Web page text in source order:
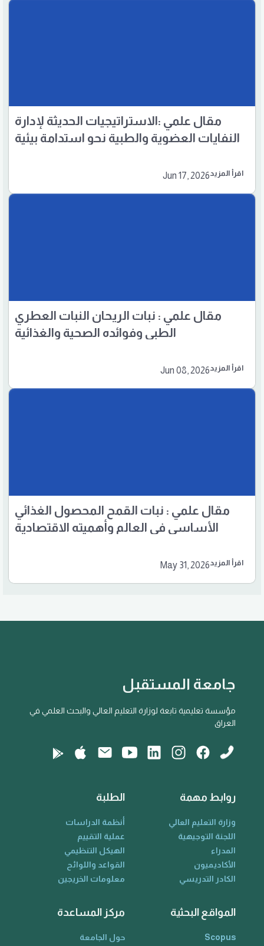
مقال علمي :الاستراتيجيات الحديثة لإدارة
النفايات العضوية والطبية نحو استدامة بيئية
Jun 17, 2026اقرأ المزيد
مقال علمي : نبات الريحان النبات العطري
الطبي وفوائده الصحية والغذائية
Jun 08, 2026اقرأ المزيد
مقال علمي : نبات القمح المحصول الغذائي
الأساسي في العالم وأهميته الاقتصادية
May 31, 2026اقرأ المزيد
جامعة المستقبل
مؤسسة تعليمية تابعة لوزارة التعليم العالي والبحث العلمي في
العراق
روابط مهمة
وزارة التعليم العالي
اللجنة التوجيهية
المدراء
الأكاديميون
الكادر التدريسي
الطلبة
أنظمة الدراسات
عملية التقييم
الهيكل التنظيمي
القواعد واللوائح
معلومات الخريجين
المواقع البحثية
Scopus
مركز المساعدة
حول الجامعة